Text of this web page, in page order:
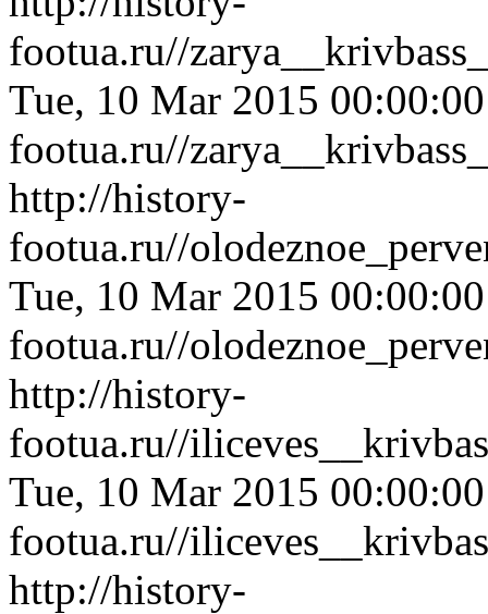
footua.ru//
Tue, 10 Mar 2015
footua.ru//
http://history-
footua.ru//
Tue, 10 Mar 2015
footua.ru//
http://history-
footua.ru//
Tue, 10 Mar 2015
footua.ru//
http://history-